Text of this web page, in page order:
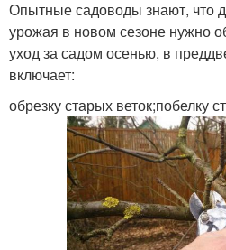
Опытные садоводы знают, что
урожая в новом сезоне нужно
уход за садом осенью, в
включает:
обрезку старых веток;побелку